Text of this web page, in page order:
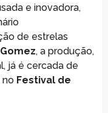
e inovadora,
de estrelas
, a produção,
já é cercada de
Festival de